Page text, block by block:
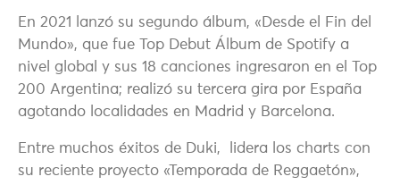
En 2021 lanzó su segundo álbum, «Desde el Fin del
Mundo», que fue Top Debut Álbum de Spotify a
nivel global y sus 18 canciones ingresaron en el Top
200 Argentina; realizó su tercera gira por España
agotando localidades en Madrid y Barcelona.
Entre muchos éxitos de Duki, lidera los charts con
su reciente proyecto «Temporada de Reggaetón»,